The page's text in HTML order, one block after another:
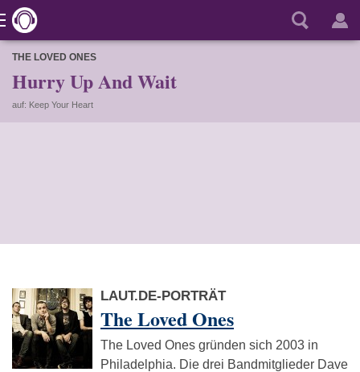
THE LOVED ONES
Hurry Up And Wait
auf: Keep Your Heart
LAUT.DE-PORTRÄT
The Loved Ones
The Loved Ones gründen sich 2003 in
Philadelphia. Die drei Bandmitglieder Dave